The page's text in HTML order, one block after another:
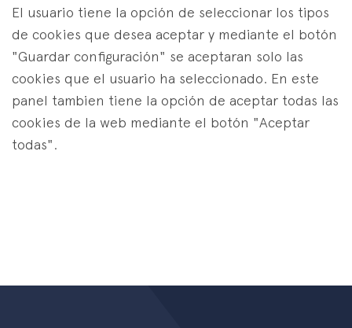
El usuario tiene la opción de seleccionar los tipos
de cookies que desea aceptar y mediante el botón
"Guardar configuración" se aceptaran solo las
cookies que el usuario ha seleccionado. En este
panel tambien tiene la opción de aceptar todas las
cookies de la web mediante el botón "Aceptar
todas".